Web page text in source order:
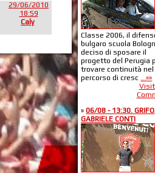
29/06/2010
18:59
Caly
Classe 2006, il
bulgaro scuola
deciso di sposare il
progetto del Perugia
trovare continuità nel
percorso di cresc
...»»
»06/08 - 13:30.
GABRIELE CONTI